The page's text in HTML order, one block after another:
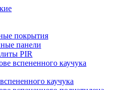
покрытия
панели
PIR
вспененного каучука
каучука